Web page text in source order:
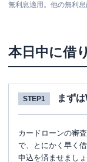
無利息適用。他の無利息
本日中に借
STEP1 まず
カードローンの審
で、とにかく早く
申込を済ませまし